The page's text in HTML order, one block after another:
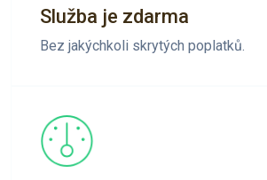
Služba je zdarma
Bez jakýchkoli skrytých poplatků.